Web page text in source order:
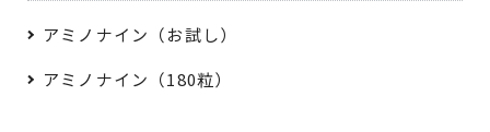
アミノナイン（お試し）
アミノナイン（180粒）